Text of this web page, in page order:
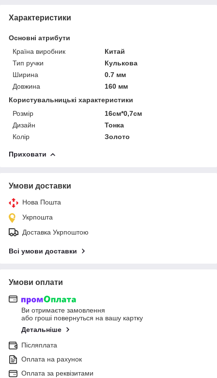
Характеристики
Основні атрибути
Країна виробник
Китай
Тип ручки
Кулькова
Ширина
0.7 мм
Довжина
160 мм
Користувальницькі характеристики
Розмір
16см*0,7см
Дизайн
Тонка
Колір
Золото
Приховати
Умови доставки
Нова Пошта
Укрпошта
Доставка Укрпоштою
Всі умови доставки
Умови оплати
Ви отримаєте замовлення
або гроші повернуться на вашу картку
Детальніше
Післяплата
Оплата на рахунок
Оплата за реквізитами